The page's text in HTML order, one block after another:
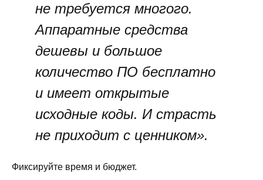
не требуется многого.
Аппаратные средства
дешевы и большое
количество ПО бесплатно
и имеет открытые
исходные коды. И страсть
не приходит с ценником».
Фиксируйте время и бюджет.